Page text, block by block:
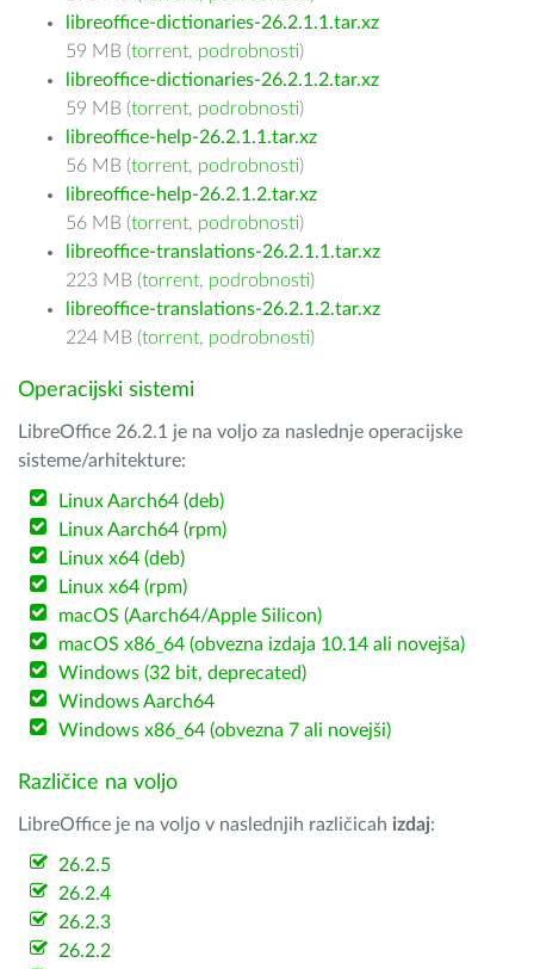
libreoffice-dictionaries-26.2.1.1.tar.xz
59 MB (torrent, podrobnosti)
libreoffice-dictionaries-26.2.1.2.tar.xz
59 MB (torrent, podrobnosti)
libreoffice-help-26.2.1.1.tar.xz
56 MB (torrent, podrobnosti)
libreoffice-help-26.2.1.2.tar.xz
56 MB (torrent, podrobnosti)
libreoffice-translations-26.2.1.1.tar.xz
223 MB (torrent, podrobnosti)
libreoffice-translations-26.2.1.2.tar.xz
224 MB (torrent, podrobnosti)
Operacijski sistemi
LibreOffice 26.2.1 je na voljo za naslednje operacijske
sisteme/arhitekture:
Linux Aarch64 (deb)
Linux Aarch64 (rpm)
Linux x64 (deb)
Linux x64 (rpm)
macOS (Aarch64/Apple Silicon)
macOS x86_64 (obvezna izdaja 10.14 ali novejša)
Windows (32 bit, deprecated)
Windows Aarch64
Windows x86_64 (obvezna 7 ali novejši)
Različice na voljo
LibreOffice je na voljo v naslednjih različicah izdaj:
26.2.5
26.2.4
26.2.3
26.2.2